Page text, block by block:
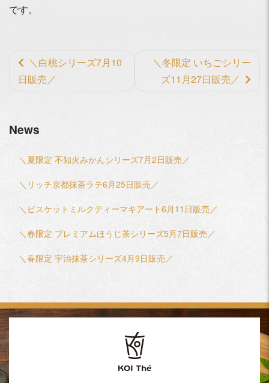
です。
前
後
事
リ
ン
＼白桃シリーズ7月10
日販売／
＼冬限定 いちごシリー
ズ11月27日販売／
News
＼夏限定 不知火みかんシリーズ7月2日販売／
＼リッチ京都抹茶ラテ6月25日販売／
＼ビスケットミルクティーマキアート6月11日販売／
＼春限定 プレミアムほうじ茶シリーズ5月7日販売／
＼春限定 宇治抹茶シリーズ4月9日販売／